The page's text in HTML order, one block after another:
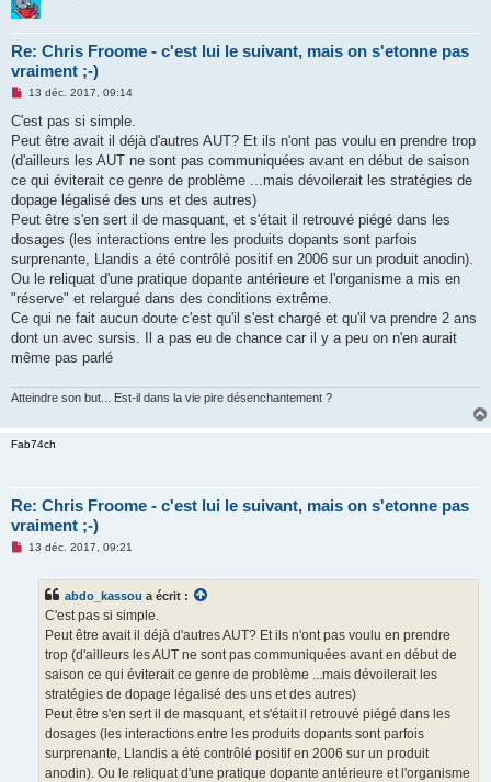
Re: Chris Froome - c'est lui le suivant, mais on s'etonne pas
vraiment ;-)
M
s
a
g
n
o
n
l
u
13 déc. 2017, 09:14
C'est pas si simple.
Peut être avait il déjà d'autres AUT? Et ils n'ont pas voulu en prendre trop
(d'ailleurs les AUT ne sont pas communiquées avant en début de saison
ce qui éviterait ce genre de problème ...mais dévoilerait les stratégies de
dopage légalisé des uns et des autres)
Peut être s'en sert il de masquant, et s'était il retrouvé piégé dans les
dosages (les interactions entre les produits dopants sont parfois
surprenante, Llandis a été contrôlé positif en 2006 sur un produit anodin).
Ou le reliquat d'une pratique dopante antérieure et l'organisme a mis en
"réserve" et relargué dans des conditions extrême.
Ce qui ne fait aucun doute c'est qu'il s'est chargé et qu'il va prendre 2 ans
dont un avec sursis. Il a pas eu de chance car il y a peu on n'en aurait
même pas parlé
Atteindre son but... Est-il dans la vie pire désenchantement ?
Fab74ch
Re: Chris Froome - c'est lui le suivant, mais on s'etonne pas
vraiment ;-)
M13 déc. 2017, 09:21
abdo_kassou a écrit :
C'est pas si simple.
Peut être avait il déjà d'autres AUT? Et ils n'ont pas voulu en prendre
trop (d'ailleurs les AUT ne sont pas communiquées avant en début de
saison ce qui éviterait ce genre de problème ...mais dévoilerait les
stratégies de dopage légalisé des uns et des autres)
Peut être s'en sert il de masquant, et s'était il retrouvé piégé dans les
dosages (les interactions entre les produits dopants sont parfois
surprenante, Llandis a été contrôlé positif en 2006 sur un produit
anodin). Ou le reliquat d'une pratique dopante antérieure et l'organisme